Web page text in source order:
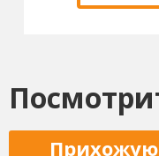
Прихожую